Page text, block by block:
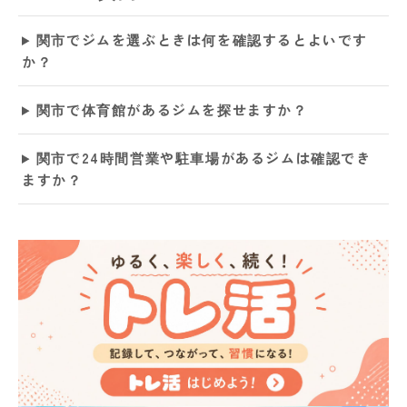
関市でジムを選ぶときは何を確認するとよいです
か？
関市で体育館があるジムを探せますか？
関市で24時間営業や駐車場があるジムは確認でき
ますか？